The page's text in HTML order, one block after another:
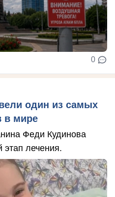
0
один из самых
в мире
Феди Кудинова
лечения.